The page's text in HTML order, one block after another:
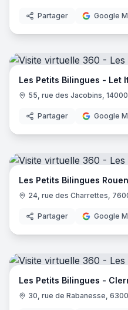
Partager Google
Les Petits Bilingues - Let
55, rue des Jacobins,
Partager Google
Les Petits Bilingues
24, rue des Charrettes,
Partager Google
Les Petits Bilingues -
30, rue de Rabanesse,